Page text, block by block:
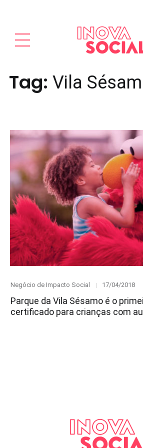
Tag: Vila
Category
Negócio de Impacto Social
Posted
17/04/2018
Parque da Vila Sésamo é o
certificado para crianças com